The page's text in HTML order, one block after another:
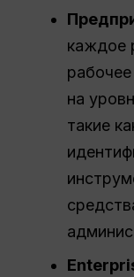
каждое
на
такие